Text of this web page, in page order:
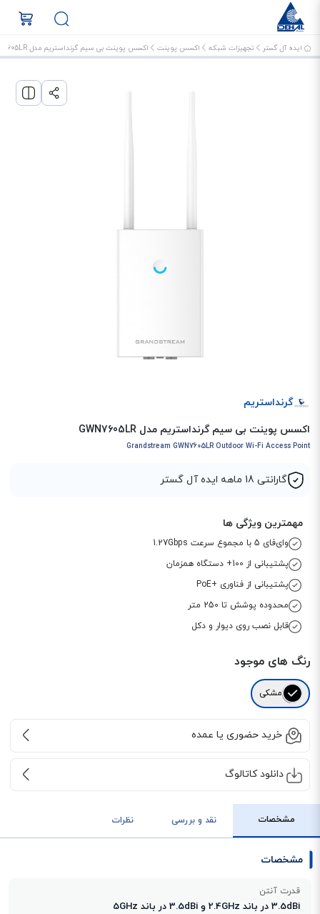
ایده آل گستر تجهیزات شبکه اکسس پوینت اکسس پوینت بی سیم گرنداستریم مدل GWN7605LR
گرنداستریم
اکسس پوینت بی سیم گرنداستریم مدل GWN7605LR
Grandstream GWN7605LR Outdoor Wi-Fi Access Point
گارانتی 18 ماهه ایده آل گستر
مهمترین ویژگی ها
وای‌فای 5 با مجموع سرعت 1.27Gbps
پشتیبانی از 100+ دستگاه همزمان
پشتیبانی از فناوری +PoE
محدوده پوشش تا 250 متر
قابل نصب روی دیوار و دکل
رنگ های موجود
مشکی
خرید حضوری یا عمده
دانلود کاتالوگ
مشخصات نقد و بررسی نظرات
مشخصات
قدرت آنتن
3.5dBi در باند 2.4GHz و 3.5dBi در باند 5GHz